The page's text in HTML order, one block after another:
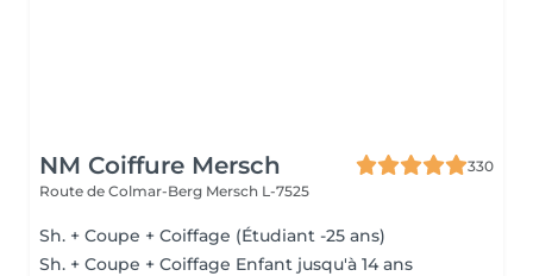
NM Coiffure Mersch
330
Route de Colmar-Berg Mersch L-7525
Sh. + Coupe + Coiffage (Étudiant -25 ans)
Sh. + Coupe + Coiffage Enfant jusqu'à 14 ans